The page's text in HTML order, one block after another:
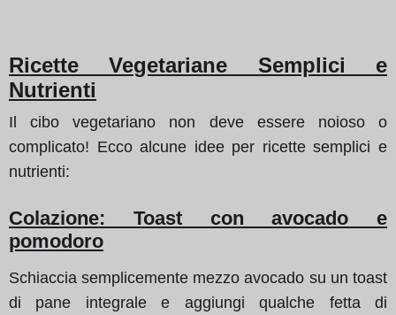
Ricette Vegetariane Semplici e
Nutrienti
Il cibo vegetariano non deve essere noioso o
complicato! Ecco alcune idee per ricette semplici e
nutrienti:
Colazione: Toast con avocado e
pomodoro
Schiaccia semplicemente mezzo avocado su un toast
di pane integrale e aggiungi qualche fetta di